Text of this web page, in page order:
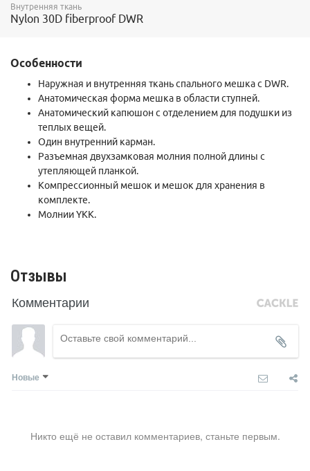
Внутренняя ткань
Nylon 30D fiberproof DWR
Особенности
Наружная и внутренняя ткань спального мешка с DWR.
Анатомическая форма мешка в области ступней.
Анатомический капюшон с отделением для подушки из
теплых вещей.
Один внутренний карман.
Разъемная двухзамковая молния полной длины с
утепляющей планкой.
Компрессионный мешок и мешок для хранения в
комплекте.
Молнии YKK.
Отзывы
Комментарии
Новые
Никто ещё не оставил комментариев, станьте первым.